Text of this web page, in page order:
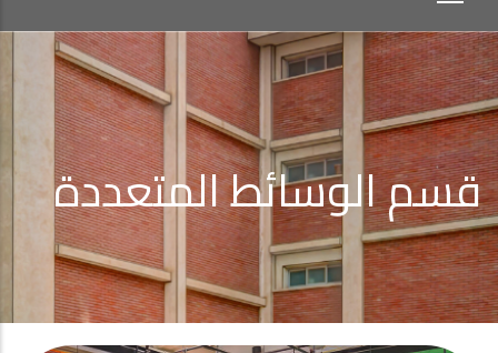
قسم الوسائط المتعددة